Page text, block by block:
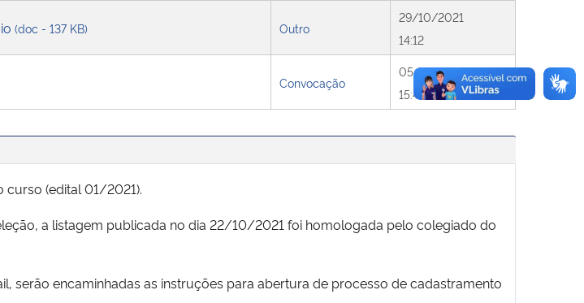
(doc - 137 KB) Outro
29/10/2021
14:12
Convocação
05/11/2021
15:48
curso (edital 01/2021).
a listagem publicada no dia 22/10/2021 foi homologada pelo colegiado do
encaminhadas as instruções para abertura de processo de cadastramento